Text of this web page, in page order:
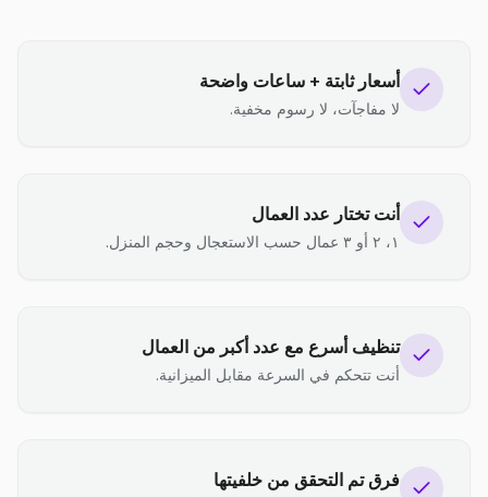
أسعار ثابتة + ساعات واضحة
لا مفاجآت، لا رسوم مخفية.
أنت تختار عدد العمال
١، ٢ أو ٣ عمال حسب الاستعجال وحجم المنزل.
تنظيف أسرع مع عدد أكبر من العمال
أنت تتحكم في السرعة مقابل الميزانية.
فرق تم التحقق من خلفيتها